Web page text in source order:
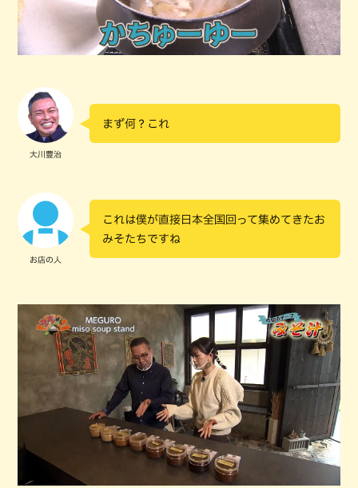
大川豊治
まず何？これ
お店の人
これは僕が直接日本全国回って集めてきたお
みそたちですね